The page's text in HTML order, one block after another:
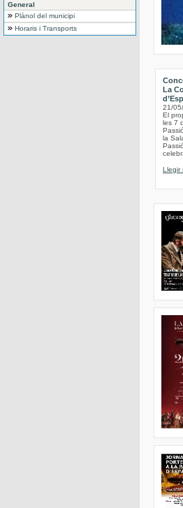
General
Plànol del municipi
Horaris i Transports
La
21/
El
les 7
la
Llegir